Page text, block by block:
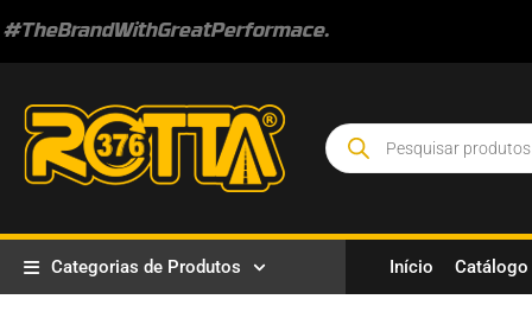
#TheBrandWithGreatPerformace.
Categorias de Produtos Início Catálogo